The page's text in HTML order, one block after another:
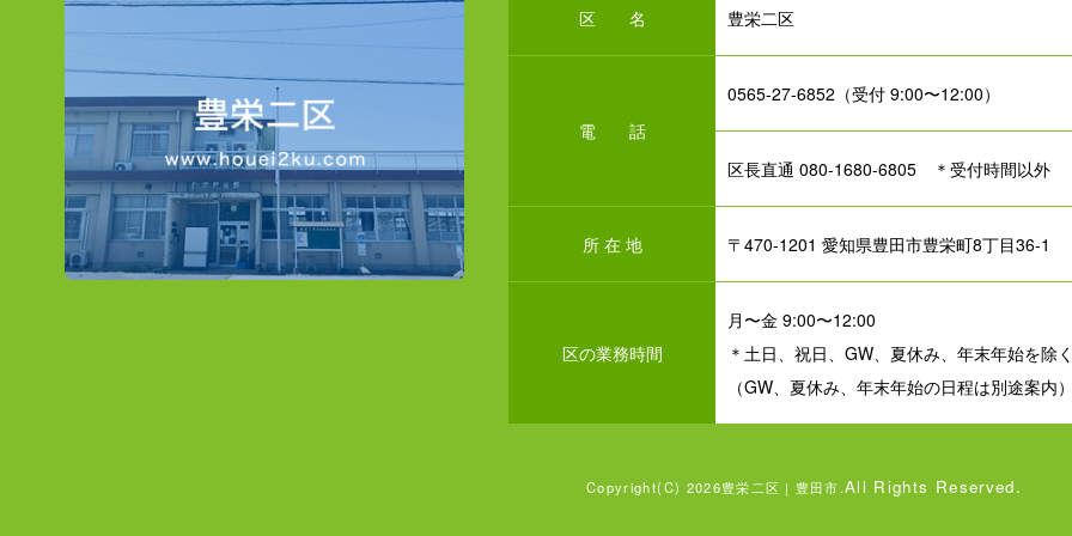
区 名 豊栄二区
電 話
0565-27-6852（受付 9:00〜12:00）
区長直通 080-1680-6805 ＊受付時間以外
所 在 地 〒470-1201 愛知県豊田市豊栄町8丁目36-1
区の業務時間
月〜金 9:00〜12:00
＊土日、祝日、GW、夏休み、年末年始を除
（GW、夏休み、年末年始の日程は別途案内
Copyright(C) 2026豊栄⼆区｜豊田市.All Rights Reserved.